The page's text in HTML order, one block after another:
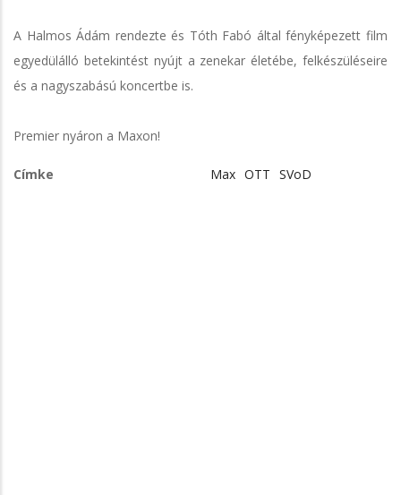
A Halmos Ádám rendezte és Tóth Fabó által fényképezett film
egyedülálló betekintést nyújt a zenekar életébe, felkészüléseire
és a nagyszabású koncertbe is.
Premier nyáron a Maxon!
Címke Max OTT SVoD